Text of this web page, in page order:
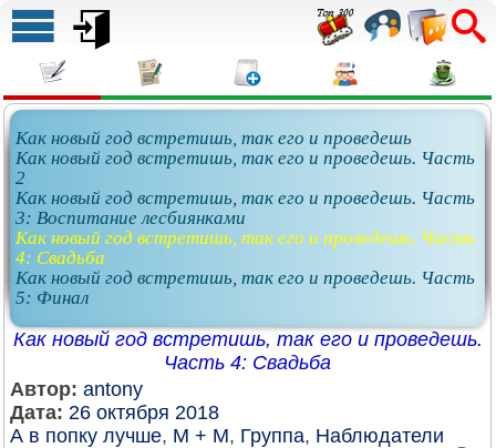
Как новый год встретишь, так его и проведешь
Как новый год встретишь, так его и проведешь. Часть
2
Как новый год встретишь, так его и проведешь. Часть
3: Воспитание лесбиянками
Как новый год встретишь, так его и проведешь. Часть
4: Свадьба
Как новый год встретишь, так его и проведешь. Часть
5: Финал
Как новый год встретишь, так его и проведешь.
Часть 4: Свадьба
Автор: antony
Дата: 26 октября 2018
А в попку лучше, М + М, Группа, Наблюдатели